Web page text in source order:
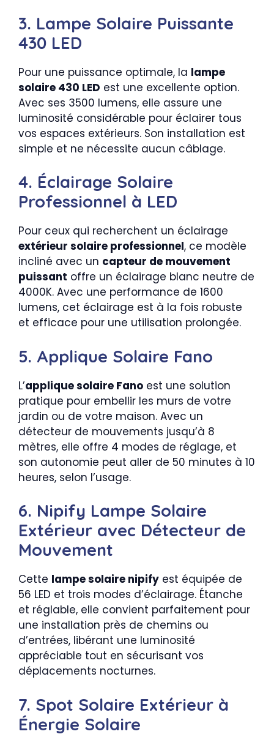
3. Lampe Solaire Puissante
430 LED
Pour une puissance optimale, la lampe
solaire 430 LED est une excellente option.
Avec ses 3500 lumens, elle assure une
luminosité considérable pour éclairer tous
vos espaces extérieurs. Son installation est
simple et ne nécessite aucun câblage.
4. Éclairage Solaire
Professionnel à LED
Pour ceux qui recherchent un éclairage
extérieur solaire professionnel, ce modèle
incliné avec un capteur de mouvement
puissant offre un éclairage blanc neutre de
4000K. Avec une performance de 1600
lumens, cet éclairage est à la fois robuste
et efficace pour une utilisation prolongée.
5. Applique Solaire Fano
L’applique solaire Fano est une solution
pratique pour embellir les murs de votre
jardin ou de votre maison. Avec un
détecteur de mouvements jusqu’à 8
mètres, elle offre 4 modes de réglage, et
son autonomie peut aller de 50 minutes à 10
heures, selon l’usage.
6. Nipify Lampe Solaire
Extérieur avec Détecteur de
Mouvement
Cette lampe solaire nipify est équipée de
56 LED et trois modes d’éclairage. Étanche
et réglable, elle convient parfaitement pour
une installation près de chemins ou
d’entrées, libérant une luminosité
appréciable tout en sécurisant vos
déplacements nocturnes.
7. Spot Solaire Extérieur à
Énergie Solaire